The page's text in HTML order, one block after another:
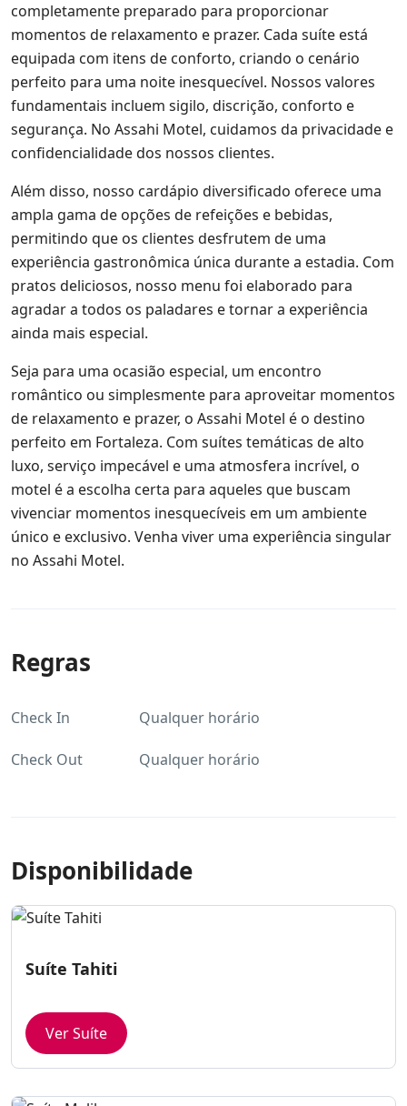
completamente preparado para proporcionar
momentos de relaxamento e prazer. Cada suíte está
equipada com itens de conforto, criando o cenário
perfeito para uma noite inesquecível. Nossos valores
fundamentais incluem sigilo, discrição, conforto e
segurança. No Assahi Motel, cuidamos da privacidade e
confidencialidade dos nossos clientes.
Além disso, nosso cardápio diversificado oferece uma
ampla gama de opções de refeições e bebidas,
permitindo que os clientes desfrutem de uma
experiência gastronômica única durante a estadia. Com
pratos deliciosos, nosso menu foi elaborado para
agradar a todos os paladares e tornar a experiência
ainda mais especial.
Seja para uma ocasião especial, um encontro
romântico ou simplesmente para aproveitar momentos
de relaxamento e prazer, o Assahi Motel é o destino
perfeito em Fortaleza. Com suítes temáticas de alto
luxo, serviço impecável e uma atmosfera incrível, o
motel é a escolha certa para aqueles que buscam
vivenciar momentos inesquecíveis em um ambiente
único e exclusivo. Venha viver uma experiência singular
no Assahi Motel.
Regras
Check In Qualquer horário
Check Out Qualquer horário
Disponibilidade
Suíte Tahiti
Ver Suíte